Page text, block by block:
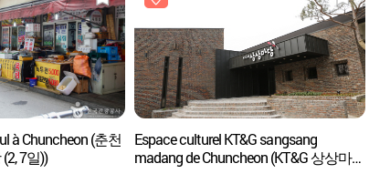
à Chuncheon (춘천
7일))
Espace culturel KT&G sangsang
madang de Chuncheon (KT&G 상상마당